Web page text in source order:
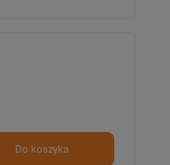
Do koszyka